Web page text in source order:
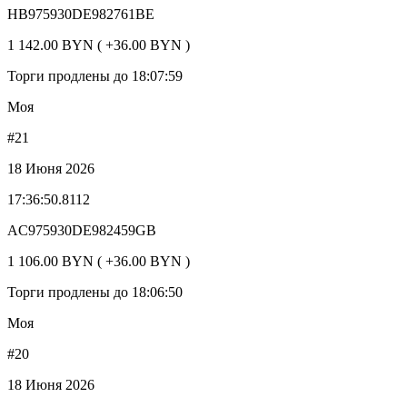
HB975930DE982761BE
1 142.00 BYN ( +36.00 BYN )
Торги продлены до 18:07:59
Моя
#21
18 Июня 2026
17:36:50.8112
AC975930DE982459GB
1 106.00 BYN ( +36.00 BYN )
Торги продлены до 18:06:50
Моя
#20
18 Июня 2026